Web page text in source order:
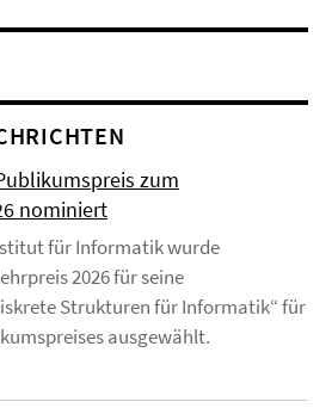
zum
nominiert
für Informatik wurde
2026 für seine
Strukturen für Informatik“ für
ausgewählt.